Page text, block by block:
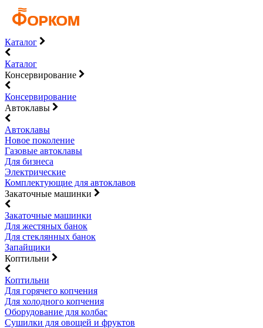
Каталог
Каталог
Консервирование
Консервирование
Автоклавы
Автоклавы
Новое поколение
Газовые автоклавы
Для бизнеса
Электрические
Комплектующие для автоклавов
Закаточные машинки
Закаточные машинки
Для жестяных банок
Для стеклянных банок
Запайщики
Коптильни
Коптильни
Для горячего копчения
Для холодного копчения
Оборудование для колбас
Сушилки для овощей и фруктов